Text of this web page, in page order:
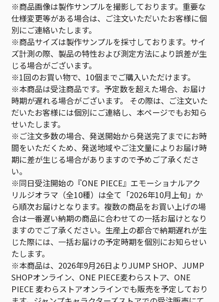
※商品画像は製作サンプルを撮影しております。重要な
仕様変更等がある場合は、ご注文いただいたお客様に個
別にご連絡いたします。
※商品サイズは製作サンプルを採寸しております。サイ
ズ計測の際、製品の特性および測定方法により誤差が生
じる場合がございます。
※1回のお買い物で、10個までご購入いただけます。
※本商品は受注商品です。予定数を超えた場合、お届け
時期が遅れる場合がございます。 その際は、ご注文いた
だいたお客様には個別にご連絡し、本ページでもお知ら
せいたします。
※ご注文多数の場合、発送開始から発送完了までにお時
間をいただくため、発送地域やご注文量によりお届け時
期に差が生じる場合がありますので予めご了承くださ
い。
※同日受注開始の『ONE PIECE』エモーショナルアク
リルジオラマ（全10種）は全て「2026年10月上旬」か
ら順次お届けとなります。複数の商品をお買い上げの場
合は一番遅い納期の商品に合わせての一括お届けとなり
ますのでご了承ください。生産上の都合で納期遅れが生
じた際には、一括お届けの予定時期を個別にお知らせい
たします。
※本商品は、2026年9月26日よりJUMP SHOP、JUMP
SHOPオンライン、ONE PIECE麦わらストア、ONE
PIECE 麦わらストアオンラインでも販売を予定しており